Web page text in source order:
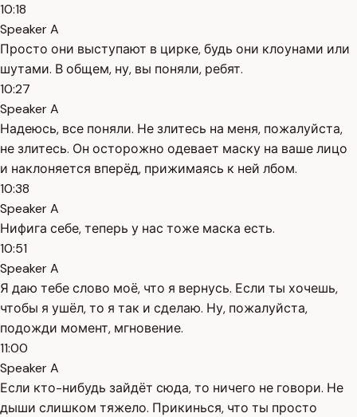
10:18
Speaker A
Просто они выступают в цирке, будь они клоунами или
шутами. В общем, ну, вы поняли, ребят.
10:27
Speaker A
Надеюсь, все поняли. Не злитесь на меня, пожалуйста,
не злитесь. Он осторожно одевает маску на ваше лицо
и наклоняется вперёд, прижимаясь к ней лбом.
10:38
Speaker A
Нифига себе, теперь у нас тоже маска есть.
10:51
Speaker A
Я даю тебе слово моё, что я вернусь. Если ты хочешь,
чтобы я ушёл, то я так и сделаю. Ну, пожалуйста,
подожди момент, мгновение.
11:00
Speaker A
Если кто-нибудь зайдёт сюда, то ничего не говори. Не
дыши слишком тяжело. Прикинься, что ты просто